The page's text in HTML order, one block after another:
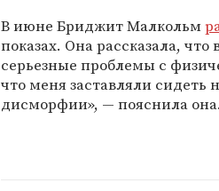
В июне Бриджит Малкольм
показах. Она рассказала,
серьезные проблемы с
что меня заставляли сидеть
дисморфии», — пояснила она.